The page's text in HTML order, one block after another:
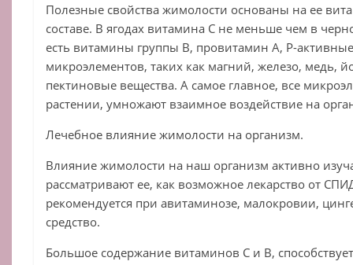
Полезные свойства жимолости основаны на ее
составе. В ягодах витамина С не меньше чем в
есть витамины группы В, провитамин А, Р-
микроэлементов, таких как магний, железо, медь,
пектиновые вещества. А самое главное, все
растении, умножают взаимное воздействие на
Лечебное влияние жимолости на организм.
Влияние жимолости на наш организм активно
рассматривают ее, как возможное лекарство от
рекомендуется при авитаминозе, малокровии,
средство.
Большое содержание витаминов С и В,